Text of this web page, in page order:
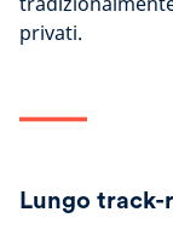
privati.
Lungo track-